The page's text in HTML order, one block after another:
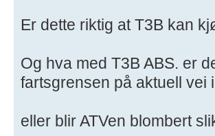
Er dette riktig at T3B kan
Og hva med T3B ABS. er
fartsgrensen på aktuell vei
eller blir ATVen blombert